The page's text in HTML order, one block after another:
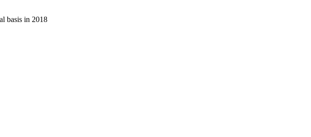
basis in 2018